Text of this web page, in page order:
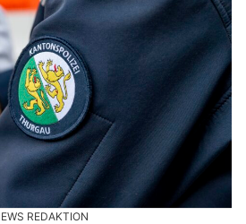
REDAKTION